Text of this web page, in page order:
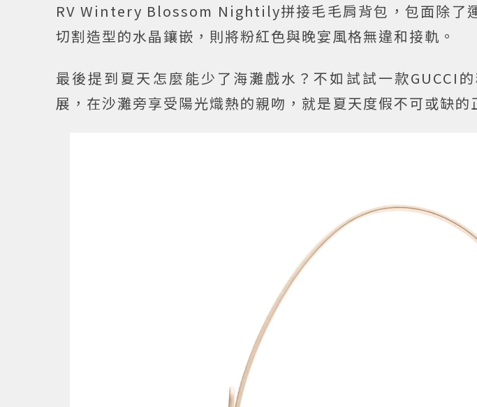
RV Wintery Blossom Nightily拼接毛毛肩背包，包面除了
切割造型的水晶鑲嵌，則將粉紅色與晚宴風格無違和接軌。
最後提到夏天怎麼能少了海灘戲水？不如試試一款GUCCI
展，在沙灘旁享受陽光熾熱的親吻，就是夏天度假不可或缺的